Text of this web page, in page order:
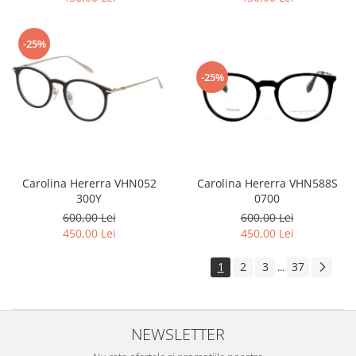
-25%
Carolina Hererra VHN052
300Y
600,00 Lei
450,00 Lei
-25%
Carolina Hererra VHN588S
0700
600,00 Lei
450,00 Lei
1 2 3 ... 37
NEWSLETTER